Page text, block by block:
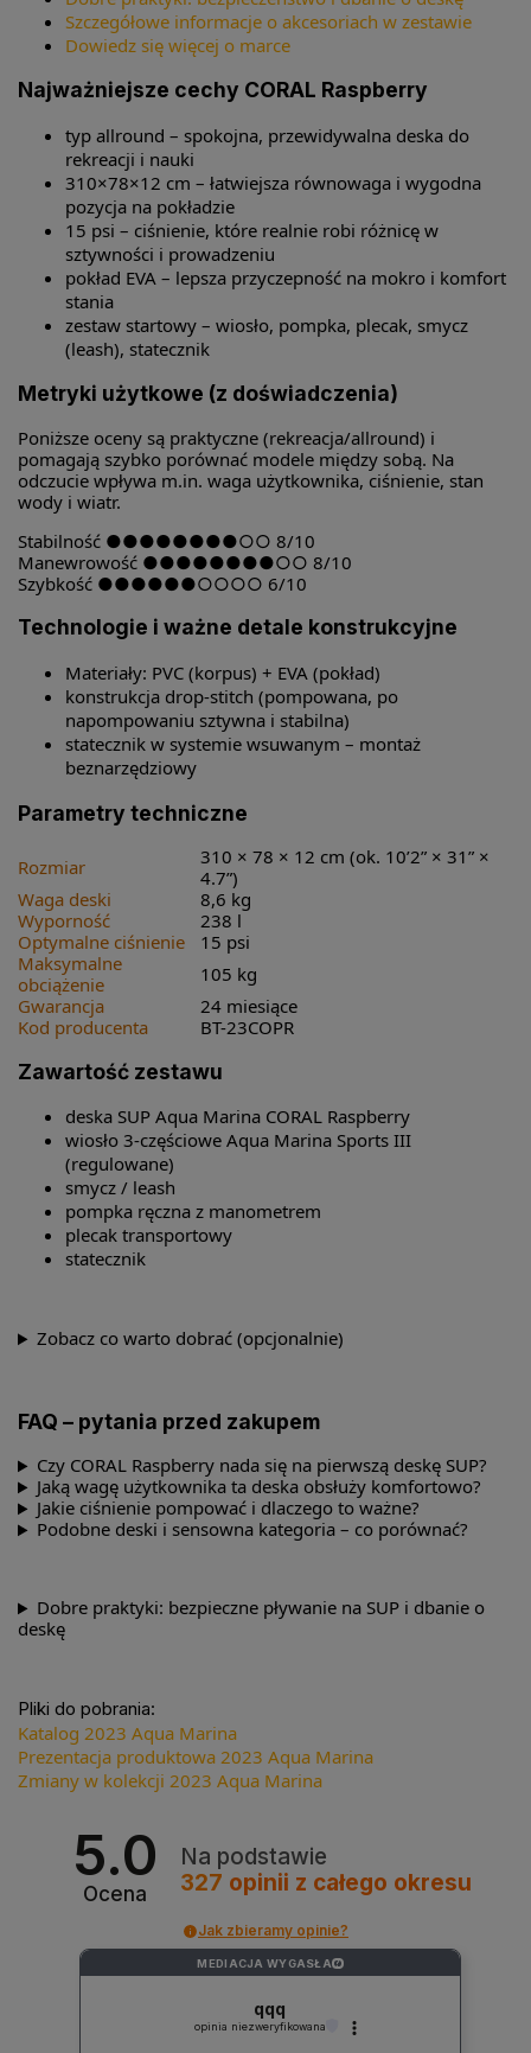
Szczegółowe informacje o akcesoriach w zestawie
Dowiedz się więcej o marce
Najważniejsze cechy CORAL Raspberry
typ allround – spokojna, przewidywalna deska do
rekreacji i nauki
310×78×12 cm – łatwiejsza równowaga i wygodna
pozycja na pokładzie
15 psi – ciśnienie, które realnie robi różnicę w
sztywności i prowadzeniu
pokład EVA – lepsza przyczepność na mokro i komfort
stania
zestaw startowy – wiosło, pompka, plecak, smycz
(leash), statecznik
Metryki użytkowe (z doświadczenia)
Poniższe oceny są praktyczne (rekreacja/allround) i
pomagają szybko porównać modele między sobą. Na
odczucie wpływa m.in. waga użytkownika, ciśnienie, stan
wody i wiatr.
Stabilność ●●●●●●●●○○ 8/10
Manewrowość ●●●●●●●●○○ 8/10
Szybkość ●●●●●●○○○○ 6/10
Technologie i ważne detale konstrukcyjne
Materiały: PVC (korpus) + EVA (pokład)
konstrukcja drop-stitch (pompowana, po
napompowaniu sztywna i stabilna)
statecznik w systemie wsuwanym – montaż
beznarzędziowy
Parametry techniczne
Rozmiar
310 × 78 × 12 cm (ok. 10’2” × 31” ×
4.7”)
Waga deski
8,6 kg
Wyporność
238 l
Optymalne ciśnienie
15 psi
Maksymalne
obciążenie
105 kg
Gwarancja
24 miesiące
Kod producenta
BT-23COPR
Zawartość zestawu
deska SUP Aqua Marina CORAL Raspberry
wiosło 3-częściowe Aqua Marina Sports III
(regulowane)
smycz / leash
pompka ręczna z manometrem
plecak transportowy
statecznik
Zobacz co warto dobrać (opcjonalnie)
FAQ – pytania przed zakupem
Czy CORAL Raspberry nada się na pierwszą deskę SUP?
Jaką wagę użytkownika ta deska obsłuży komfortowo?
Jakie ciśnienie pompować i dlaczego to ważne?
Podobne deski i sensowna kategoria – co porównać?
Dobre praktyki: bezpieczne pływanie na SUP i dbanie o
deskę
Pliki do pobrania:
Katalog 2023 Aqua Marina
Prezentacja produktowa 2023 Aqua Marina
Zmiany w kolekcji 2023 Aqua Marina
5.0
Ocena
Na podstawie
327 opinii z całego okresu
Jak zbieramy opinie?
MEDIACJA WYGASŁA ?
qqq
opinia niezweryfikowana